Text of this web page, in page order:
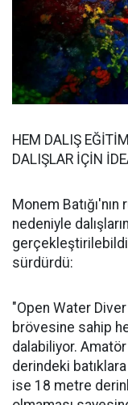
HEM DALIŞ
DALIŞLAR İÇİN
Monem
nedeniyle
sürdürdü:
"Open Water Diver
brövesine sahip
dalabiliyor.
derindeki
ise 18 metre